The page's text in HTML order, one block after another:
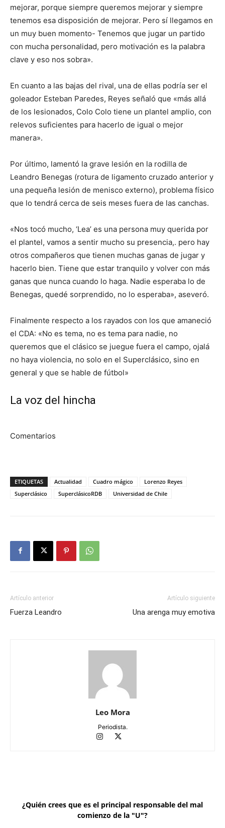
mejorar, porque siempre queremos mejorar y siempre
tenemos esa disposición de mejorar. Pero sí llegamos en
un muy buen momento- Tenemos que jugar un partido
con mucha personalidad, pero motivación es la palabra
clave y eso nos sobra».
En cuanto a las bajas del rival, una de ellas podría ser el
goleador Esteban Paredes, Reyes señaló que «más allá
de los lesionados, Colo Colo tiene un plantel amplio, con
relevos suficientes para hacerlo de igual o mejor
manera».
Por último, lamentó la grave lesión en la rodilla de
Leandro Benegas (rotura de ligamento cruzado anterior y
una pequeña lesión de menisco externo), problema físico
que lo tendrá cerca de seis meses fuera de las canchas.
«Nos tocó mucho, ‘Lea’ es una persona muy querida por
el plantel, vamos a sentir mucho su presencia,. pero hay
otros compañeros que tienen muchas ganas de jugar y
hacerlo bien. Tiene que estar tranquilo y volver con más
ganas que nunca cuando lo haga. Nadie esperaba lo de
Benegas, quedé sorprendido, no lo esperaba», aseveró.
Finalmente respecto a los rayados con los que amaneció
el CDA: «No es tema, no es tema para nadie, no
queremos que el clásico se juegue fuera el campo, ojalá
no haya violencia, no solo en el Superclásico, sino en
general y que se hable de fútbol»
La voz del hincha
Comentarios
ETIQUETAS Actualidad Cuadro mágico
Lorenzo Reyes
Superclásico
SuperclásicoRDB Universidad de Chile
Artículo anterior
Fuerza Leandro
Artículo siguiente
Una arenga muy emotiva
Leo Mora
Periodista.
¿Quién crees que es el principal responsable del mal
comienzo de la "U"?